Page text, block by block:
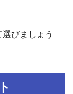
びましょう